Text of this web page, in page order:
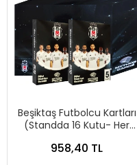
Beşiktaş Futbolcu Kartları
(Standda 16 Kutu- Her
59,90 TL)-Mythos Rise
958,40 TL